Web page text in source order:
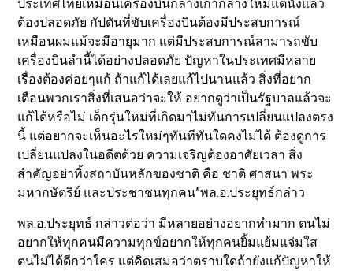
ประเทศไทยเหมือนเครื่องบินกลางเก่ากลางใหม่แต่นั่งแล้ว
ต้องปลอดภัย กัปตันที่ขับเครื่องบินต้องมีประสบการณ์
เหมือนผมแม้จะมีอายุมาก แต่มีประสบการณ์สามารถขับ
เครื่องบินลำนี้ได้อย่างปลอดภัย ปัญหาในประเทศมีหลาย
เรื่องต้องค่อยๆแก้ ถ้าแก้ได้เลยแก้ไปนานแล้ว สิ่งที่อยาก
เตือนพวกเราสิ่งที่เสนอว่าจะให้ อยากดูว่าเป็นรัฐบาลแล้วจะ
แก้ได้หรือไม่ เด็กรุ่นใหม่ที่เกิดมาไม่ทันการเปลี่ยนแปลงตรง
นี้ แต่อยากจะเห็นอะไรใหม่ๆทันทีทันใดคงไม่ได้ ต้องดูการ
เปลี่ยนแปลงในอดีตด้วย ความเจริญต้องอาศัยเวลา สิ่ง
สำคัญอย่าทิ้งสถาบันหลักของชาติ คือ ชาติ ศาสนา พระ
มหากษัตริย์ และประชาชนทุกคน”พล.อ.ประยุทธ์กล่าว
พล.อ.ประยุทธ์ กล่าวต่อว่า มีหลายอย่างอยากทำมาก ตนไม่
อยากให้ทุกคนมีความทุกข์อยากให้ทุกคนยิ้มแย้มแจ่มใส
ตนไม่ได้ดีกว่าใคร แต่คิดเสมอว่าตราบใดถ้ายังแก้ปัญหาให้